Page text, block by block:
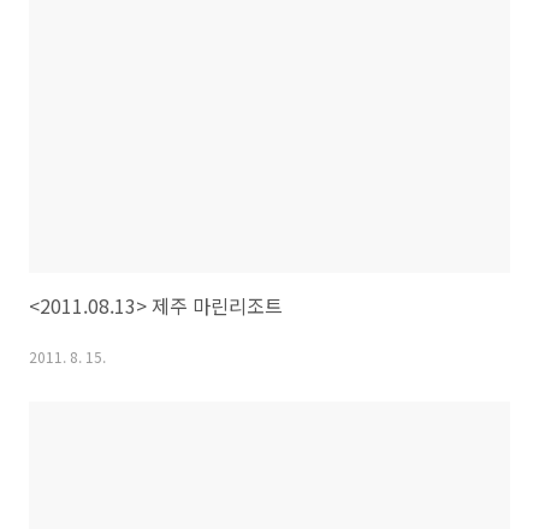
<2011.08.13> 제주 마린리조트
2011. 8. 15.